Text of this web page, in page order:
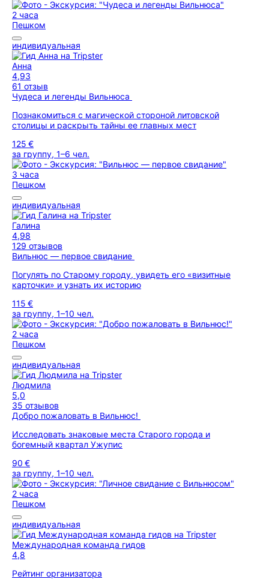
2 часа
Пешком
индивидуальная
Анна
4,93
61 отзыв
Чудеса и легенды Вильнюса
Познакомиться с магической стороной литовской
столицы и раскрыть тайны ее главных мест
125 €
за группу, 1–6 чел.
3 часа
Пешком
индивидуальная
Галина
4,98
129 отзывов
Вильнюс — первое свидание
Погулять по Старому городу, увидеть его «визитные
карточки» и узнать их историю
115 €
за группу, 1–10 чел.
2 часа
Пешком
индивидуальная
Людмила
5,0
35 отзывов
Добро пожаловать в Вильнюс!
Исследовать знаковые места Старого города и
богемный квартал Ужупис
90 €
за группу, 1–10 чел.
2 часа
Пешком
индивидуальная
Международная команда гидов
4,8
Рейтинг организатора